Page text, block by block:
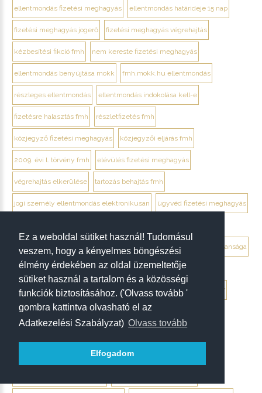
Ez a weboldal sütiket használ! Tudomásul
veszem, hogy a kényelmes böngészési
élmény érdekében az oldal üzemeltetője
sütiket használ a tartalom és a közösségi
funkciók biztosításához. ('Olvass tovább '
gombra kattintva olvasható el az
Adatkezelési Szabályzat) Olvass tovább
Elfogadom
ellentmondás fizetési meghagyás ellentmondás határideje 15 nap
fizetési meghagyás jogerő fizetési meghagyás végrehajtás
kézbesítési fikció fmh nem kereste fizetési meghagyás
ellentmondás benyújtása mokk fmh.mokk.hu ellentmondás
részleges ellentmondás ellentmondás indokolása kell-e
fizetésre halasztás fmh részletfizetés fmh
közjegyző fizetési meghagyás közjegyzői eljárás fmh
2009. évi l. törvény fmh elévülés fizetési meghagyás
végrehajtás elkerülése tartozás behajtás fmh
jogi személy ellentmondás elektronikusan ügyvéd fizetési meghagyás
végrendelet megtámadása mikor érdemes végrendelet hatálytalansága
érvénytelenség megállapítása per hagyatéki per végrendelet
megtámadási nyilatkozat megtámadás elévülése 5 év ptk. 7:37
beszámíthatóság végrendelet
tisztességtelen befolyás gépírásos végrendelet tanúk